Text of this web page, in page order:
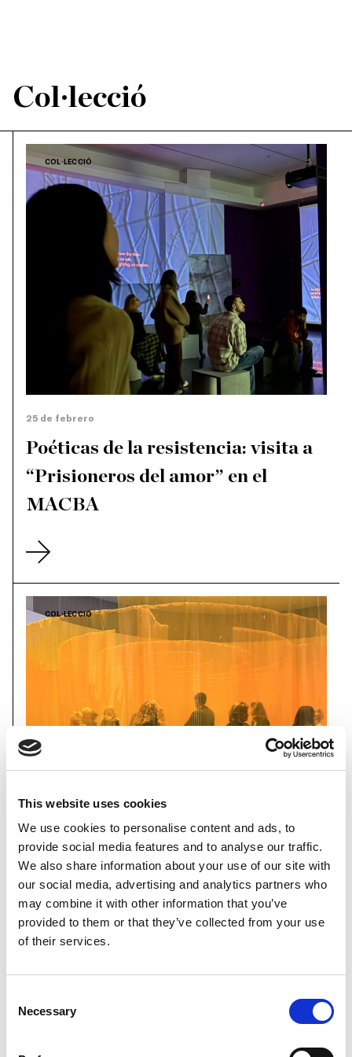
This website uses cookies
We use cookies to personalise content and ads, to
provide social media features and to analyse our traffic.
We also share information about your use of our site with
our social media, advertising and analytics partners who
may combine it with other information that you’ve
provided to them or that they’ve collected from your use
of their services.
Selection
Necessary
Col·lecció
COL·LECCIÓ
25 de febrero
Poéticas de la resistencia: visita a
“Prisioneros del amor” en el
MACBA
COL·LECCIÓ
15 de enero
¿Cómo se lee una colección? Una
visita con Claudia Segura, jefa de